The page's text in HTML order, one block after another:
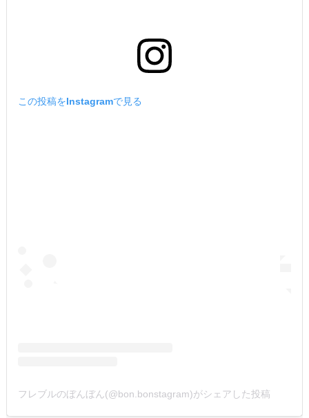
この投稿をInstagramで見る
フレブルのぼんぼん(@bon.bonstagram)がシェアした投稿